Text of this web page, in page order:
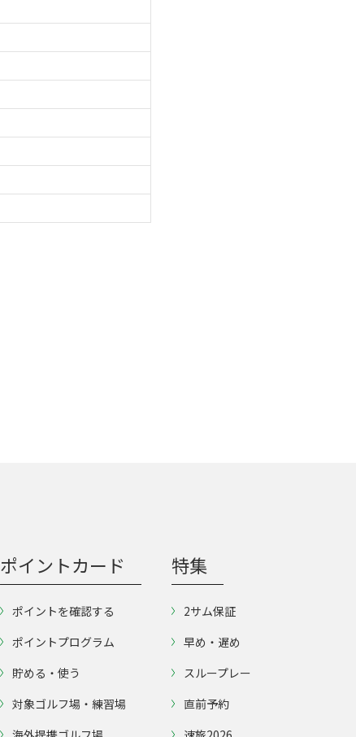
ポイントカード
ポイントを確認する
ポイントプログラム
貯める・使う
対象ゴルフ場・練習場
特集
2サム保証
早め・遅め
スループレー
直前予約